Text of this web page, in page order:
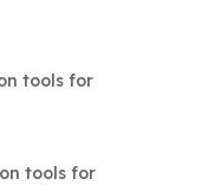
tools for
tools for